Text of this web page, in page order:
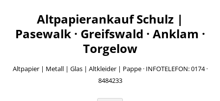
springenAltpapierankauf Schulz |
Pasewalk · Greifswald · Anklam ·
Torgelow
Altpapier | Metall | Glas | Altkleider | Pappe · INFOTELEFON: 0174 ·
8484233